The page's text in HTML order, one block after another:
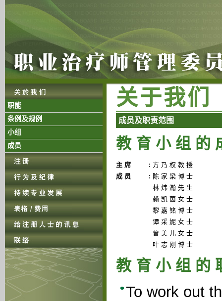
职能
条例及规例
小组
成员
关 于 我 们
成 员 及 职 责 范 围
教 育 小 组 的
主 席 : 方 乃 权 教 授
成 员
: 陈 家 梁 博 士
林 炜 瀚 先 生
赖 凯 茵 女 士
黎 嘉 铭 博 士
谭 采 妮 女 士
曾 美 儿 女 士
叶 志 刚 博 士
教 育 小 组 的
To work out